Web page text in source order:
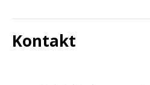
Kontakt